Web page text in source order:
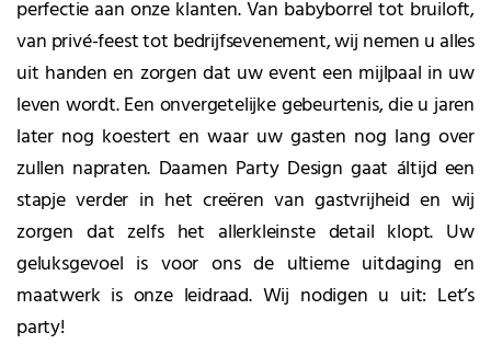
perfectie aan onze klanten. Van babyborrel tot bruiloft,
van privé-feest tot bedrijfsevenement, wij nemen u alles
uit handen en zorgen dat uw event een mijlpaal in uw
leven wordt. Een onvergetelijke gebeurtenis, die u jaren
later nog koestert en waar uw gasten nog lang over
zullen napraten. Daamen Party Design gaat áltijd een
stapje verder in het creëren van gastvrijheid en wij
zorgen dat zelfs het allerkleinste detail klopt. Uw
geluksgevoel is voor ons de ultieme uitdaging en
maatwerk is onze leidraad. Wij nodigen u uit: Let’s
party!